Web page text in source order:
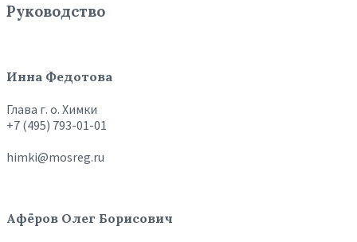
Руководство
Инна Федотова
Глава г. о. Химки
+7 (495) 793-01-01
himki@mosreg.ru
Афёров Олег Борисович